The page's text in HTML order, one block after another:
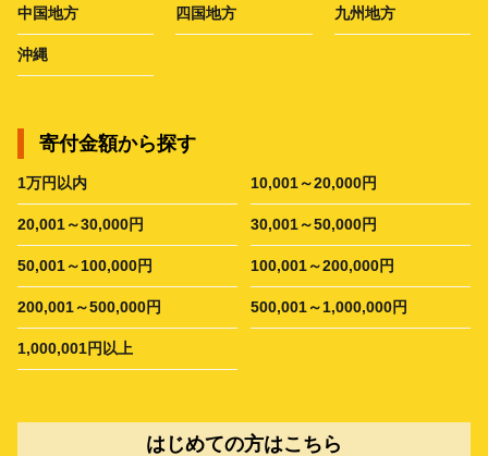
中国地方 四国地方 九州地方
沖縄
寄付金額から探す
1万円以内 10,001～20,000円
20,001～30,000円 30,001～50,000円
50,001～100,000円 100,001～200,000円
200,001～500,000円 500,001～1,000,000円
1,000,001円以上
はじめての方はこちら